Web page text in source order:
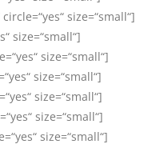
size=“small“]
size=“small“]
size=“small“]
size=“small“]
size=“small“]
size=“small“]
size=“small“]